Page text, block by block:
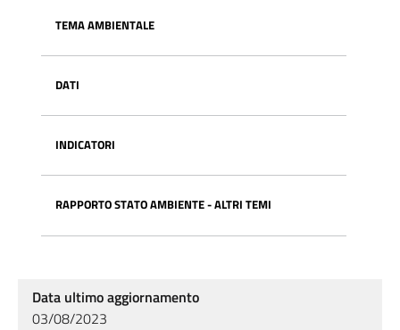
TEMA AMBIENTALE
DATI
INDICATORI
RAPPORTO STATO AMBIENTE - ALTRI TEMI
Data ultimo aggiornamento
03/08/2023